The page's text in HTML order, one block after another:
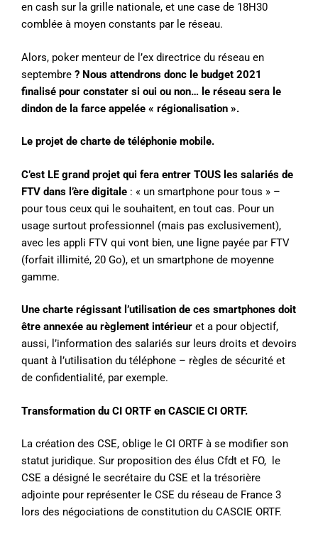
en cash sur la grille nationale, et une case de 18H30
comblée à moyen constants par le réseau.
Alors, poker menteur de l’ex directrice du réseau en
septembre ? Nous attendrons donc le budget 2021
finalisé pour constater si oui ou non… le réseau sera le
dindon de la farce appelée « régionalisation ».
Le projet de charte de téléphonie mobile.
C’est LE grand projet qui fera entrer TOUS les salariés de
FTV dans l’ère digitale : « un smartphone pour tous » –
pour tous ceux qui le souhaitent, en tout cas. Pour un
usage surtout professionnel (mais pas exclusivement),
avec les appli FTV qui vont bien, une ligne payée par FTV
(forfait illimité, 20 Go), et un smartphone de moyenne
gamme.
Une charte régissant l’utilisation de ces smartphones doit
être annexée au règlement intérieur et a pour objectif,
aussi, l’information des salariés sur leurs droits et devoirs
quant à l’utilisation du téléphone – règles de sécurité et
de confidentialité, par exemple.
Transformation du CI ORTF en CASCIE CI ORTF.
La création des CSE, oblige le CI ORTF à se modifier son
statut juridique. Sur proposition des élus Cfdt et FO, le
CSE a désigné le secrétaire du CSE et la trésorière
adjointe pour représenter le CSE du réseau de France 3
lors des négociations de constitution du CASCIE ORTF.